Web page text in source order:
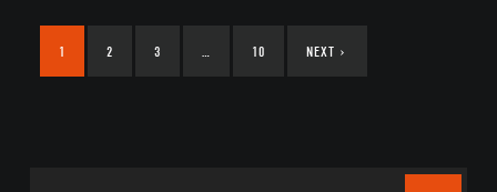
1 2 3 … 10 NEXT ›